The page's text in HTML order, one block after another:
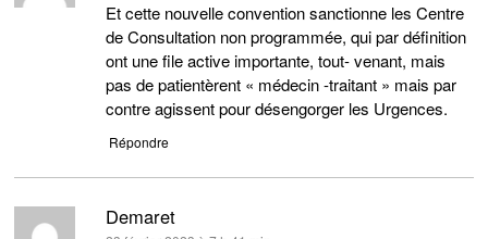
Et cette nouvelle convention sanctionne les Centre
de Consultation non programmée, qui par définition
ont une file active importante, tout- venant, mais
pas de patientèrent « médecin -traitant » mais par
contre agissent pour désengorger les Urgences.
Répondre
Demaret